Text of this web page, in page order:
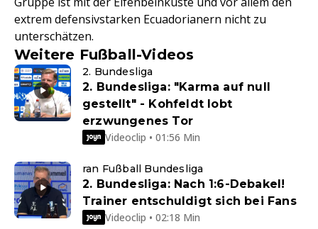
extrem defensivstarken Ecuadorianern nicht zu
unterschätzen.
Weitere Fußball-Videos
2. Bundesliga
2. Bundesliga: "Karma auf null
gestellt" - Kohfeldt lobt
erzwungenes Tor
Videoclip • 01:56 Min
ran Fußball Bundesliga
2. Bundesliga: Nach 1:6-Debakel!
Trainer entschuldigt sich bei Fans
Videoclip • 02:18 Min